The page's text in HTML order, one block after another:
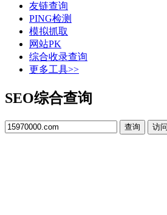
友链查询
PING检测
模拟抓取
网站PK
综合收录查询
更多工具>>
SEO综合查询